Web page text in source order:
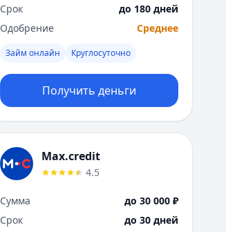
Р
Ростов-на-Дону
Рязань
С
Самара
Санкт-Петербург
Саратов
Севастополь
Срок
до 180 дней
Одобрение
Среднее
Займ онлайн Круглосуточно
Получить деньги
Max.credit
4.5
Сумма
до 30 000 ₽
Срок
до 30 дней